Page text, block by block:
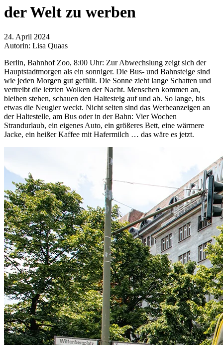
der Welt zu werben
24. April 2024
Autorin: Lisa Quaas
Berlin, Bahnhof Zoo, 8:00 Uhr: Zur Abwechslung zeigt sich der
Hauptstadtmorgen als ein sonniger. Die Bus- und Bahnsteige sind
wie jeden Morgen gut gefüllt. Die Sonne zieht lange Schatten und
vertreibt die letzten Wolken der Nacht. Menschen kommen an,
bleiben stehen, schauen den Haltesteig auf und ab. So lange, bis
etwas die Neugier weckt. Nicht selten sind das Werbeanzeigen an
der Haltestelle, am Bus oder in der Bahn: Vier Wochen
Strandurlaub, ein eigenes Auto, ein größeres Bett, eine wärmere
Jacke, ein heißer Kaffee mit Hafermilch … das wäre es jetzt.